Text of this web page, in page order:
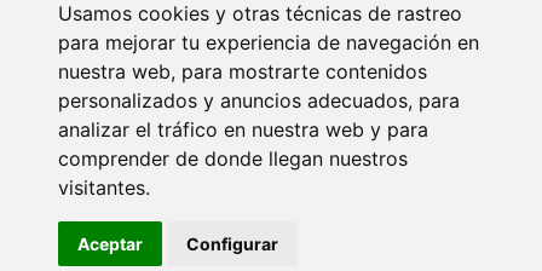
Usamos cookies y otras técnicas de rastreo
para mejorar tu experiencia de navegación en
nuestra web, para mostrarte contenidos
personalizados y anuncios adecuados, para
analizar el tráfico en nuestra web y para
comprender de donde llegan nuestros
visitantes.
Aceptar Configurar
Envíos Baratos
Política de cookies Configurar cookies
Política de privacidad
Aviso legal
Árbol web Contacto
Diseño web: